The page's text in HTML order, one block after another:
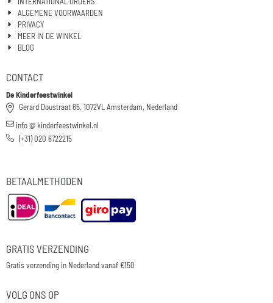
ALGEMENE VOORWAARDEN
PRIVACY
MEER IN DE WINKEL
BLOG
CONTACT
De Kinderfeestwinkel
Gerard Doustraat 65, 1072VL Amsterdam, Nederland
info @ kinderfeestwinkel.nl
(+31) 020 6722215
BETAALMETHODEN
GRATIS VERZENDING
Gratis verzending in Nederland vanaf €150
VOLG ONS OP